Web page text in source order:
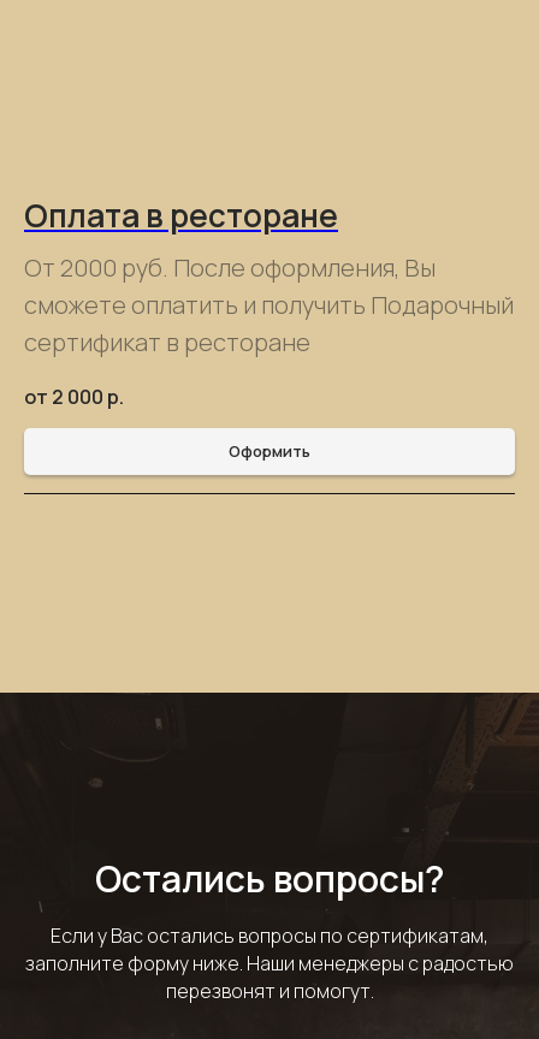
Оплата в ресторане
От 2000 руб. После оформления, Вы
сможете оплатить и получить Подарочный
сертификат в ресторане
от 2 000 р.
Оформить
Остались вопросы?
Если у Вас остались вопросы по сертификатам,
заполните форму ниже. Наши менеджеры с радостью
перезвонят и помогут.